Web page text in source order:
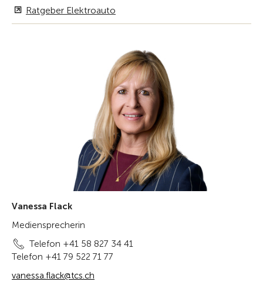
Ratgeber Elektroauto
Vanessa Flack
Mediensprecherin
Telefon +41 58 827 34 41
Telefon +41 79 522 71 77
vanessa.flack@tcs.ch